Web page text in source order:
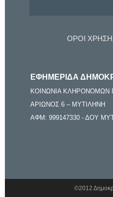
ΟΡΟΙ
ΕΦΗΜΕΡΙΔΑ
ΚΟΙΝΩΝΙΑ ΚΛΗΡΟΝΟΜΩΝ
ΑΡΙΩΝΟΣ 6 – ΜΥΤΙΛΗΝΗ
ΑΦΜ: 999147330 - ΔΟΥ
©2012